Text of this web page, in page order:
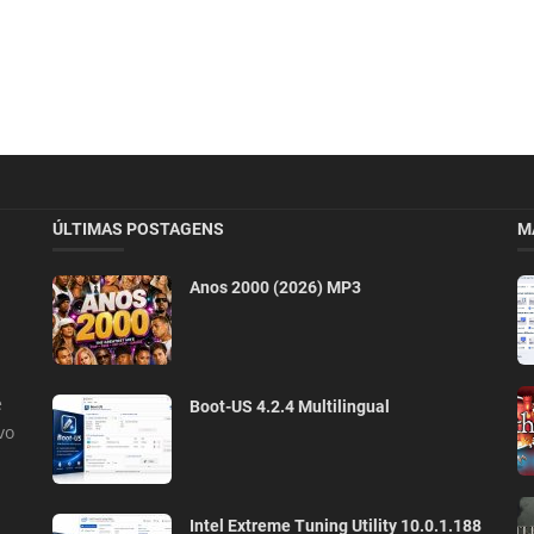
ÚLTIMAS POSTAGENS
Anos 2000 (2026) MP3
Boot-US 4.2.4 Multilingual
Intel Extreme Tuning Utility 10.0.1.188